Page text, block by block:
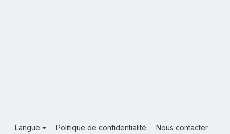
Langue Politique de confidentialité Nous contacter